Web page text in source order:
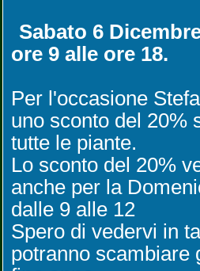
Sabato 6
ore 9 alle ore 18.
Per l'occasione
uno sconto del 20%
tutte le piante.
Lo sconto del 20%
anche per la
dalle 9 alle 12
Spero di vedervi in
potranno scambiare